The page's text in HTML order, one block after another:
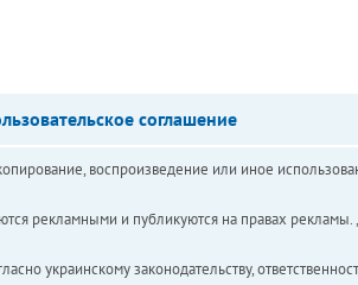
соглашение
воспроизведение или иное
рекламными и публикуются на правах рекламы. ,
украинскому законодательству,